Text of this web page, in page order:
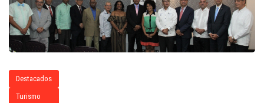
Destacados
Turismo